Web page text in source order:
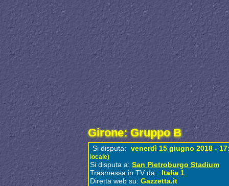
Girone: Gruppo B
Si disputa: venerdì 15 giugno 2018 -
locale)
Si disputa a: San Pietroburgo Stadium
Trasmessa in TV da:
Italia 1
Diretta web su: Gazzetta.it